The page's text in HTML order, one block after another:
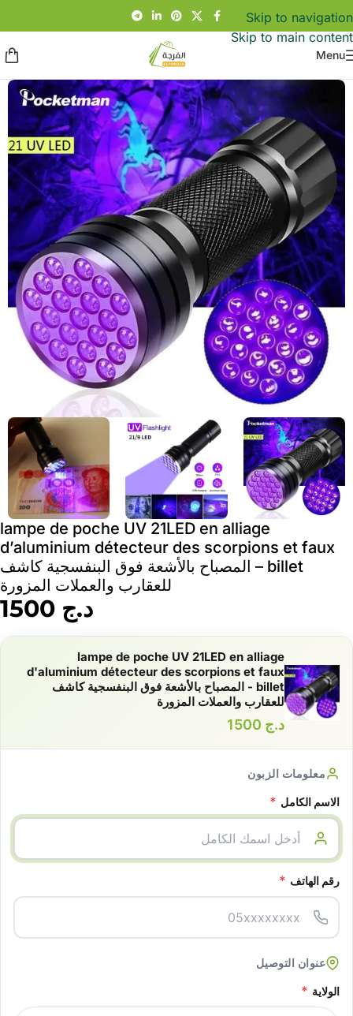
Skip to navigation
Skip to main content
Menu
lampe de poche UV 21LED en alliage
d’aluminium détecteur des scorpions et faux
billet – المصباح بالأشعة فوق البنفسجية كاشف
للعقارب والعملات المزورة
د.ج
lampe de poche UV 21LED en alliage
d'aluminium détecteur des scorpions et faux
billet - المصباح بالأشعة فوق البنفسجية كاشف
للعقارب والعملات المزورة
د.ج
معلومات الزبون
الاسم الكامل *
رقم الهاتف *
عنوان التوصيل
الولاية *